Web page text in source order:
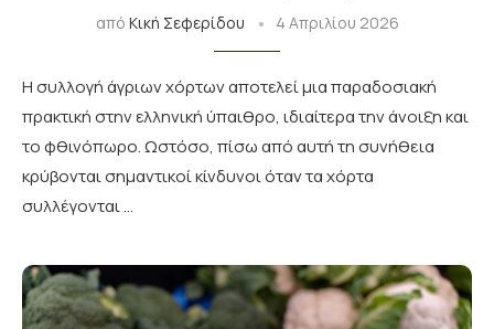
από Κική Σεφερίδου 4 Απριλίου 2026
Η συλλογή άγριων χόρτων αποτελεί μια παραδοσιακή
πρακτική στην ελληνική ύπαιθρο, ιδιαίτερα την άνοιξη και
το φθινόπωρο. Ωστόσο, πίσω από αυτή τη συνήθεια
κρύβονται σημαντικοί κίνδυνοι όταν τα χόρτα
συλλέγονται …